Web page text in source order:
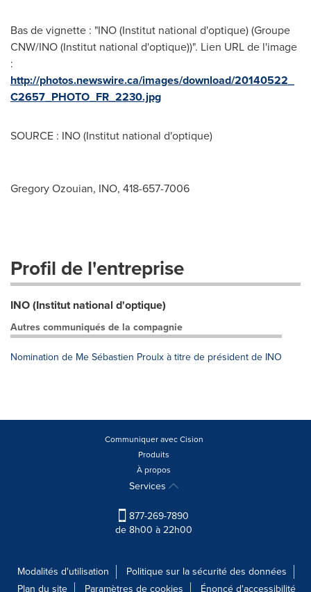
Bas de vignette : "INO (Institut national d'optique) (Groupe
CNW/INO (Institut national d'optique))". Lien URL de l'image
:
http://photos.newswire.ca/images/download/20140522_
C2657_PHOTO_FR_2230.jpg
SOURCE : INO (Institut national d'optique)
Gregory Ozouian, INO, 418-657-7006
Profil de l'entreprise
INO (Institut national d'optique)
Autres communiqués de la compagnie
Nomination de Me Sébastien Proulx à titre de président de INO
Communiquer avec Cision
Produits
À propos
Services
877-269-7890
de 8h00 à 22h00
Modalités d'utilisation
Politique sur la sécurité des données
Plan du site
Paramètres de cookies Énoncé d'accessibilité